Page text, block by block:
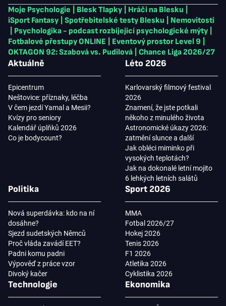
Moje Psychologie Blesk Tlapky Hráči na Blesku
iSport Fantasy
Spotřebitelské testy Blesku
Nemovitosti
Psychologika - podcast rozbíjející psychologické mýty
Fotbalové přestupy ONLINE
Eventový prostor Level 9
OKTAGON 92: Szabová vs. Pudilová
Chance Liga 2026/27
Aktuálně
Epicentrum
Neštovice: příznaky, léčba
V čem jezdí Yamal a Mesii?
Kvízy pro seniory
Kalendář úplňků 2026
Co je bodycount?
Léto 2026
Karlovarský filmový festival
2026
Znamení, že jste potkali
někoho z minulého života
Astronomické úkazy 2026:
zatmění slunce a další
Jak obléci miminko při
vysokých teplotách?
Jak na dokonalé letní mojito
6 lehkých letních salátů
Politika
Nová superdávka: kdo na ní
dosáhne?
Sjezd sudetských Němců
Proč vláda zavádí EET?
Padni komu padni
Výpověď z práce vzor
Divoký kačer
Sport 2026
MMA
Fotbal 2026/27
Hokej 2026
Tenis 2026
F1 2026
Atletika 2026
Cyklistika 2026
Technologie Ekonomika